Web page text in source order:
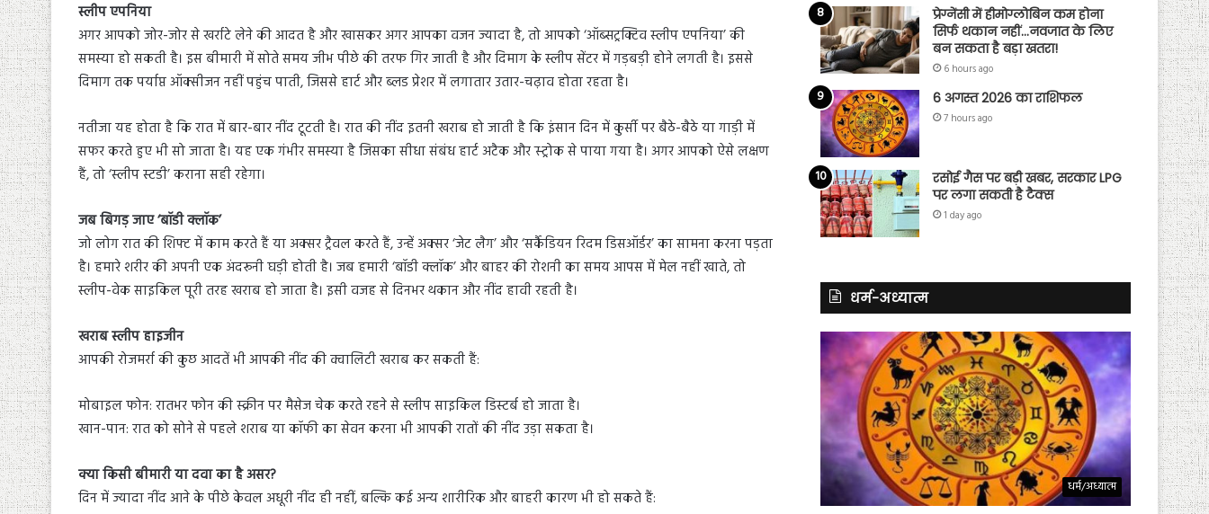
स्लीप एपनिया
अगर आपको जोर-जोर से खर्राटे लेने की आदत है और खासकर अगर आपका वजन ज्यादा है, तो आपको ‘ऑब्सट्रक्टिव स्लीप एपनिया’ की
समस्या हो सकती है। इस बीमारी में सोते समय जीभ पीछे की तरफ गिर जाती है और दिमाग के स्लीप सेंटर में गड़बड़ी होने लगती है। इससे
दिमाग तक पर्याप्त ऑक्सीजन नहीं पहुंच पाती, जिससे हार्ट और ब्लड प्रेशर में लगातार उतार-चढ़ाव होता रहता है।
नतीजा यह होता है कि रात में बार-बार नींद टूटती है। रात की नींद इतनी खराब हो जाती है कि इंसान दिन में कुर्सी पर बैठे-बैठे या गाड़ी में
सफर करते हुए भी सो जाता है। यह एक गंभीर समस्या है जिसका सीधा संबंध हार्ट अटैक और स्ट्रोक से पाया गया है। अगर आपको ऐसे लक्षण
हैं, तो ‘स्लीप स्टडी’ कराना सही रहेगा।
जब बिगड़ जाए ‘बॉडी क्लॉक’
जो लोग रात की शिफ्ट में काम करते हैं या अक्सर ट्रैवल करते हैं, उन्हें अक्सर ‘जेट लैग’ और ‘सर्कैडियन रिदम डिसऑर्डर’ का सामना करना पड़ता
है। हमारे शरीर की अपनी एक अंदरूनी घड़ी होती है। जब हमारी ‘बॉडी क्लॉक’ और बाहर की रोशनी का समय आपस में मेल नहीं खाते, तो
स्लीप-वेक साइकिल पूरी तरह खराब हो जाता है। इसी वजह से दिनभर थकान और नींद हावी रहती है।
खराब स्लीप हाइजीन
आपकी रोजमर्रा की कुछ आदतें भी आपकी नींद की क्वालिटी खराब कर सकती हैं:
मोबाइल फोन: रातभर फोन की स्क्रीन पर मैसेज चेक करते रहने से स्लीप साइकिल डिस्टर्ब हो जाता है।
खान-पान: रात को सोने से पहले शराब या कॉफी का सेवन करना भी आपकी रातों की नींद उड़ा सकता है।
क्या किसी बीमारी या दवा का है असर?
दिन में ज्यादा नींद आने के पीछे केवल अधूरी नींद ही नहीं, बल्कि कई अन्य शारीरिक और बाहरी कारण भी हो सकते हैं:
प्रेग्नेंसी में हीमोग्लोबिन कम होना
सिर्फ थकान नहीं…नवजात के लिए
बन सकता है बड़ा खतरा!
6 hours ago
6 अगस्त 2026 का राशिफल
7 hours ago
रसोई गैस पर बड़ी खबर, सरकार LPG
पर लगा सकती है टैक्स
1 day ago
धर्म-अध्यात्म
धर्म/अध्यात्म